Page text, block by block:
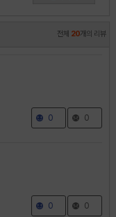
전체 20개의 리뷰
0 0
0 0